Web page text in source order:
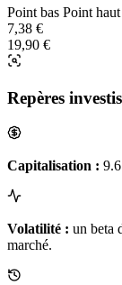
Point bas Point haut
7,38 €
19,90 €
Repères
Capitalisation :
Volatilité : un beta
marché.